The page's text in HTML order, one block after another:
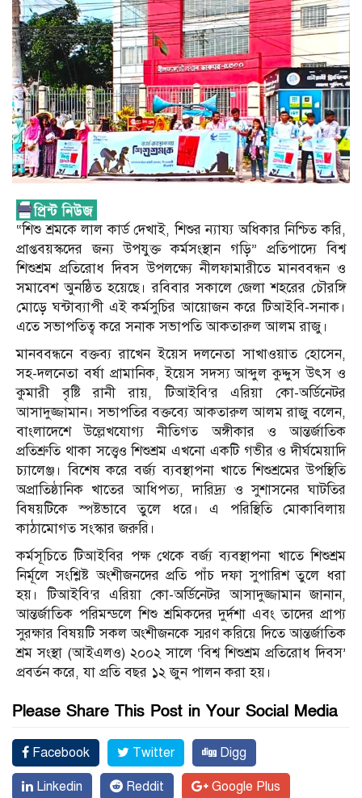
“শিশু শ্রমকে লাল কার্ড দেখাই, শিশুর ন্যায্য অধিকার নিশ্চিত করি,
প্রাপ্তবয়স্কদের জন্য উপযুক্ত কর্মসংস্থান গড়ি” প্রতিপাদ্যে বিশ্ব
শিশুশ্রম প্রতিরোধ দিবস উপলক্ষ্যে নীলফামারীতে মানববন্ধন ও
সমাবেশ অুনষ্ঠিত হয়েছে। রবিবার সকালে জেলা শহরের চৌরঙ্গি
মোড়ে ঘন্টাব্যাপী এই কর্মসুচির আয়োজন করে টিআইবি-সনাক।
এতে সভাপতিত্ব করে সনাক সভাপতি আকতারুল আলম রাজু।
মানববন্ধনে বক্তব্য রাখেন ইয়েস দলনেতা সাখাওয়াত হোসেন,
সহ-দলনেতা বর্ষা প্রামানিক, ইয়েস সদস্য আব্দুল কুদ্দুস উৎস ও
কুমারী বৃষ্টি রানী রায়, টিআইবি’র এরিয়া কো-অর্ডিনেটর
আসাদুজ্জামান। সভাপতির বক্তব্যে আকতারুল আলম রাজু বলেন,
বাংলাদেশে উল্লেখযোগ্য নীতিগত অঙ্গীকার ও আন্তর্জাতিক
প্রতিশ্রুতি থাকা সত্ত্বেও শিশুশ্রম এখনো একটি গভীর ও দীর্ঘমেয়াদি
চ্যালেঞ্জ। বিশেষ করে বর্জ্য ব্যবস্থাপনা খাতে শিশুশ্রমের উপস্থিতি
অপ্রাতিষ্ঠানিক খাতের আধিপত্য, দারিদ্র্য ও সুশাসনের ঘাটতির
বিষয়টিকে স্পষ্টভাবে তুলে ধরে। এ পরিস্থিতি মোকাবিলায়
কাঠামোগত সংস্কার জরুরি।
কর্মসূচিতে টিআইবির পক্ষ থেকে বর্জ্য ব্যবস্থাপনা খাতে শিশুশ্রম
নির্মূলে সংশ্লিষ্ট অংশীজনদের প্রতি পাঁচ দফা সুপারিশ তুলে ধরা
হয়। টিআইবি’র এরিয়া কো-অর্ডিনেটর আসাদুজ্জামান জানান,
আন্তর্জাতিক পরিমন্ডলে শিশু শ্রমিকদের দুর্দশা এবং তাদের প্রাপ্য
সুরক্ষার বিষয়টি সকল অংশীজনকে স্মরণ করিয়ে দিতে আন্তর্জাতিক
শ্রম সংস্থা (আইএলও) ২০০২ সালে ‘বিশ্ব শিশুশ্রম প্রতিরোধ দিবস’
প্রবর্তন করে, যা প্রতি বছর ১২ জুন পালন করা হয়।
Please Share This Post in Your Social Media
Facebook Twitter Digg
Linkedin Reddit Google Plus